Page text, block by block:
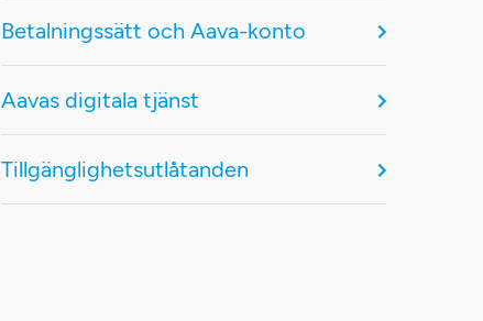
Betalningssätt och Aava-konto
Aavas digitala tjänst
Tillgänglighetsutlåtanden